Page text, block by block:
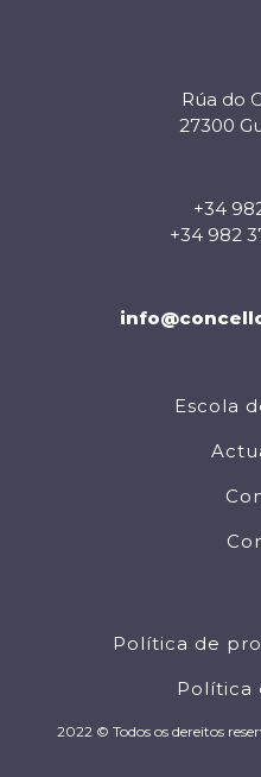
Rúa do
27300
+34
+34 982
Escola
Política de
Política
2022 © Todos os dereitos